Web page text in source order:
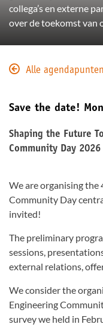
collega’s en externe
over de toekomst van
Alle agendapunten
Save the date!
Shaping the Future
Community Day 2026
We are organising the
Community Day
invited!
The preliminary
sessions,
external relations,
We consider the
Engineering
survey we held in